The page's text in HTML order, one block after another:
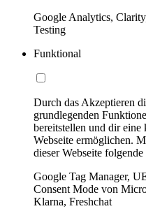
Google Analytics,
Testing
Funktional
Durch das Akzeptieren
grundlegenden
bereitstellen und dir
Webseite ermöglichen.
dieser Webseite
Google Tag Manager,
Consent Mode von
Klarna, Freshchat